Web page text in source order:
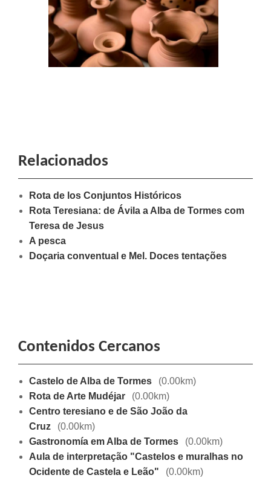
Relacionados
Rota de los Conjuntos Históricos
Rota Teresiana: de Ávila a Alba de Tormes com
Teresa de Jesus
A pesca
Doçaria conventual e Mel. Doces tentações
Contenidos Cercanos
Castelo de Alba de Tormes
(0.00km)
Rota de Arte Mudéjar
(0.00km)
Centro teresiano e de São João da
Cruz
(0.00km)
Gastronomía em Alba de Tormes
(0.00km)
Aula de interpretação "Castelos e muralhas no
Ocidente de Castela e Leão"
(0.00km)